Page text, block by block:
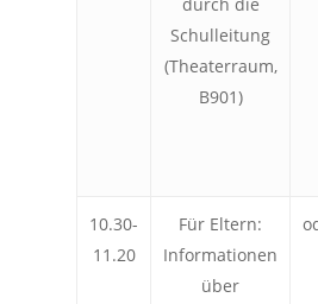
Schulleitung
(Theaterraum,
B901)
10.30-
11.20
Für Eltern:
Informationen
über